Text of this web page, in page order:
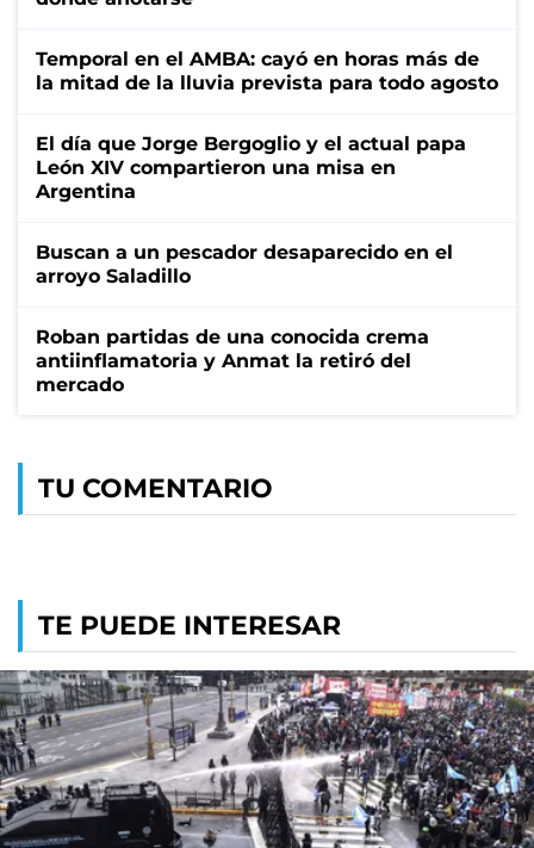
Temporal en el AMBA: cayó en horas más de
la mitad de la lluvia prevista para todo agosto
El día que Jorge Bergoglio y el actual papa
León XIV compartieron una misa en
Argentina
Buscan a un pescador desaparecido en el
arroyo Saladillo
Roban partidas de una conocida crema
antiinflamatoria y Anmat la retiró del
mercado
TU COMENTARIO
TE PUEDE INTERESAR